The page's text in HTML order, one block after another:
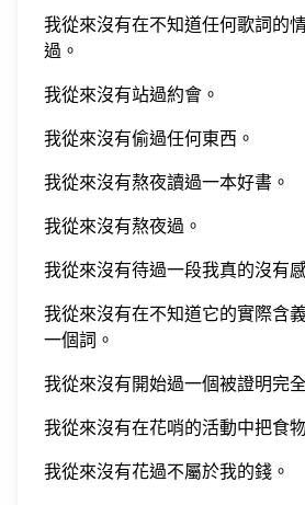
我從來沒有在不知道任何歌詞的
過。
我從來沒有站過約會。
我從來沒有偷過任何東西。
我從來沒有熬夜讀過一本好書。
我從來沒有熬夜過。
我從來沒有待過一段我真的沒有
我從來沒有在不知道它的實際含
一個詞。
我從來沒有開始過一個被證明完
我從來沒有在花哨的活動中把食
我從來沒有花過不屬於我的錢。